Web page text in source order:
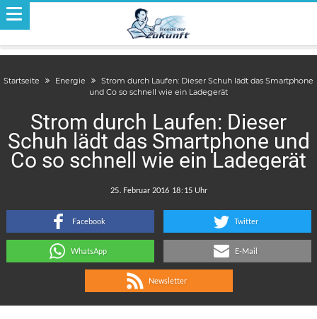
Startseite Energie
Strom durch Laufen: Dieser Schuh lädt das Smartphone
und Co so schnell wie ein Ladegerät
Strom durch Laufen: Dieser
Schuh lädt das Smartphone und
Co so schnell wie ein Ladegerät
:
Facebook Twitter
WhatsApp E-Mail
Newsletter